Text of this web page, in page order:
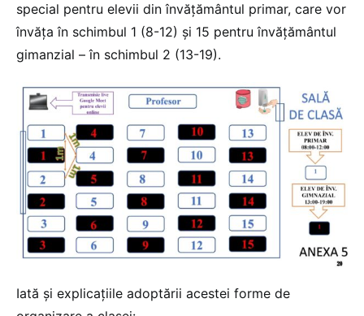
special pentru elevii din învățământul primar, care vor
învăța în schimbul 1 (8-12) și 15 pentru învățământul
gimanzial – în schimbul 2 (13-19).
Iată și explicațiile adoptării acestei forme de